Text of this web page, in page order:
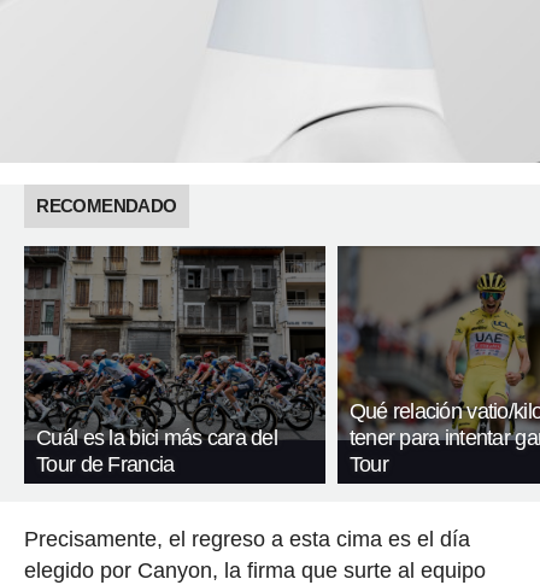
RECOMENDADO
Cuál es la bici más cara del
Tour de Francia
Qué relación vatio/
tener para intentar
Tour
Precisamente, el regreso a esta cima es el día
elegido por Canyon, la firma que surte al equipo